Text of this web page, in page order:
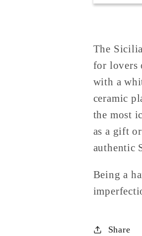
The
for lovers
with a
ceramic
the most
as a gift
authentic
Being a
Share